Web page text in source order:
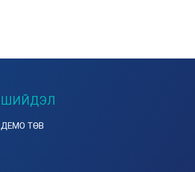
ШИЙДЭЛ
ДЕМО ТӨВ